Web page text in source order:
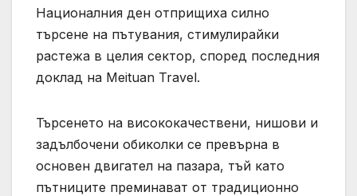
Националния ден отприщиха силно
търсене на пътувания, стимулирайки
растежа в целия сектор, според последния
доклад на Meituan Travel.
Търсенето на висококачествени, нишови и
задълбочени обиколки се превърна в
основен двигател на пазара, тъй като
пътниците преминават от традиционно